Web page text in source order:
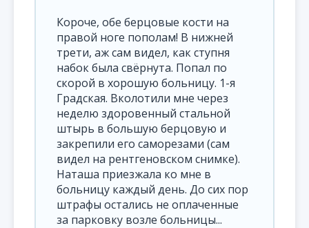
Короче, обе берцовые кости на
правой ноге пополам! В нижней
трети, аж сам видел, как ступня
набок была свёрнута. Попал по
скорой в хорошую больницу. 1-я
Градская. Вколотили мне через
неделю здоровенный стальной
штырь в большую берцовую и
закрепили его саморезами (сам
видел на рентгеновском снимке).
Наташа приезжала ко мне в
больницу каждый день. До сих пор
штрафы остались не оплаченные
за парковку возле больницы...